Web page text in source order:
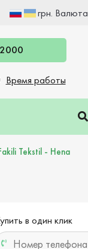
грн. Валюта
Время работы
Tekstil - Hena
в один клик